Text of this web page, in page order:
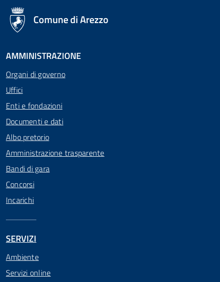
logo Unione Europea
Comune di Arezzo
AMMINISTRAZIONE
Organi di governo
Uffici
Enti e fondazioni
Documenti e dati
Albo pretorio
Amministrazione trasparente
Bandi di gara
Concorsi
Incarichi
SERVIZI
Ambiente
Servizi online